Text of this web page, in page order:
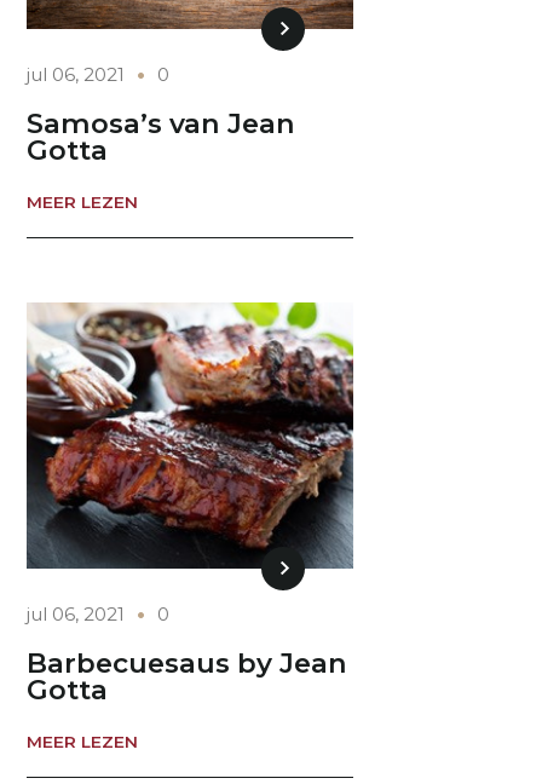
jul 06, 2021 0
Samosa’s van Jean
Gotta
MEER LEZEN
jul 06, 2021 0
Barbecuesaus by Jean
Gotta
MEER LEZEN